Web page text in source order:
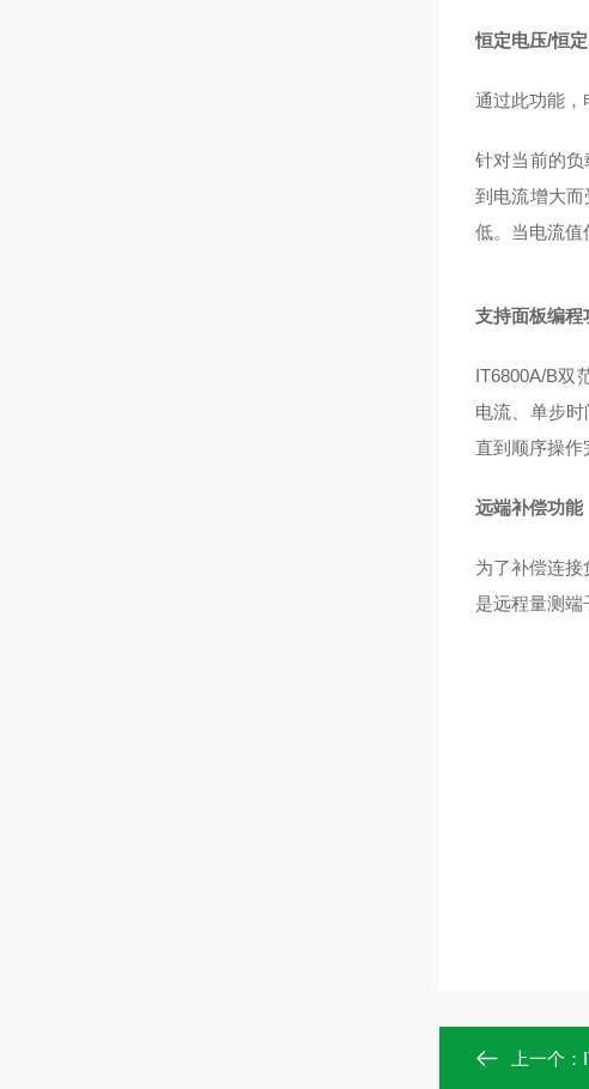
恒定电压/恒
通过此功能，
针对当前的
到电流增大
低。当电流值
支持面板编程
IT6800A/B双
电流、单步
直到顺序操作
远端补偿功能
为了补偿连
是远程量测端
上一个：